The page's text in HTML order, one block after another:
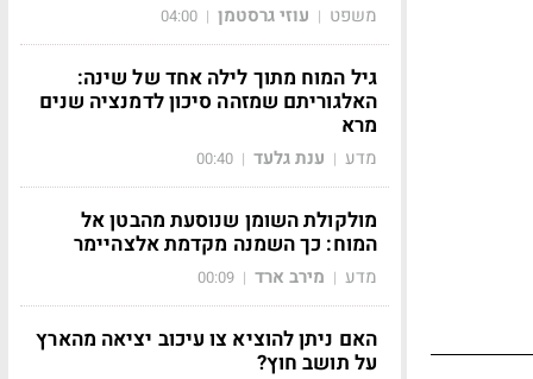
משפט | עוזי גרסטמן |
04:00
גיל המוח מתוך לילה אחד של שינה:
האלגוריתם שמזהה סיכון לדמנציה שנים
מרא
מדע | ענת גלעד |
00:40
מולקולת השומן שנוסעת מהבטן אל
המוח: כך השמנה מקדמת אלצהיימר
מדע | מירב ארד |
00:09
האם ניתן להוציא צו עיכוב יציאה מהארץ
על תושב חוץ?